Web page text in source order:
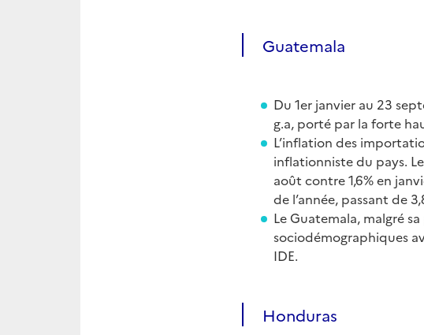
Guatemala
Du 1er janvier au 23
g.a, porté par la forte
L’inflation des
inflationniste du pays.
août contre 1,6% en
de l’année, passant de
Le Guatemala, malgré
sociodémographiques
IDE.
Honduras